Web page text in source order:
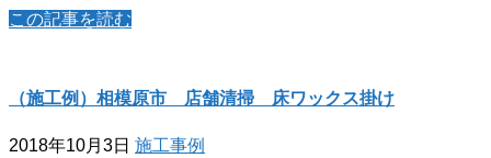
この記事を読む
（施工例）相模原市 店舗清掃 床ワックス掛け
2018年10月3日 施工事例